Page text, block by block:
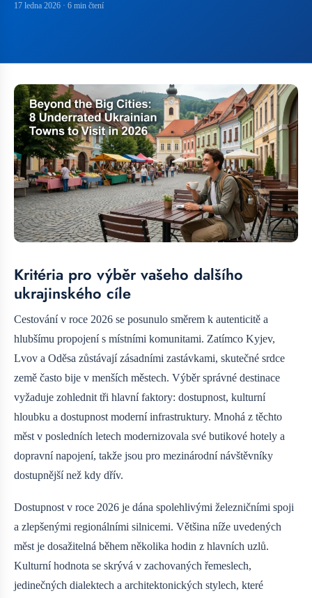
17 ledna 2026 · 6 min čtení
Kritéria pro výběr vašeho dalšího
ukrajinského cíle
Cestování v roce 2026 se posunulo směrem k autenticitě a
hlubšímu propojení s místními komunitami. Zatímco Kyjev,
Lvov a Oděsa zůstávají zásadními zastávkami, skutečné srdce
země často bije v menších městech. Výběr správné destinace
vyžaduje zohlednit tři hlavní faktory: dostupnost, kulturní
hloubku a dostupnost moderní infrastruktury. Mnohá z těchto
měst v posledních letech modernizovala své butikové hotely a
dopravní napojení, takže jsou pro mezinárodní návštěvníky
dostupnější než kdy dřív.
Dostupnost v roce 2026 je dána spolehlivými železničními spoji
a zlepšenými regionálními silnicemi. Většina níže uvedených
měst je dosažitelná během několika hodin z hlavních uzlů.
Kulturní hodnota se skrývá v zachovaných řemeslech,
jedinečných dialektech a architektonických stylech, které